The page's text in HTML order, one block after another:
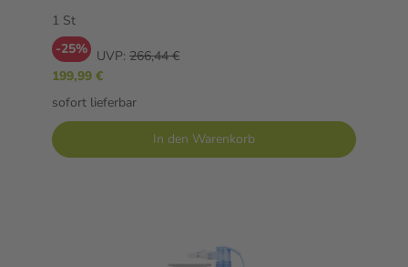
1 St
-25% UVP: 266,44 €
199,99 €
sofort lieferbar
In den Warenkorb